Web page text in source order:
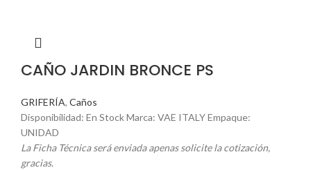
CAÑO JARDIN BRONCE PS
GRIFERÍA, Caños
Disponibilidad: En Stock Marca: VAE ITALY Empaque:
UNIDAD
La Ficha Técnica será enviada apenas solicite la cotización,
gracias.